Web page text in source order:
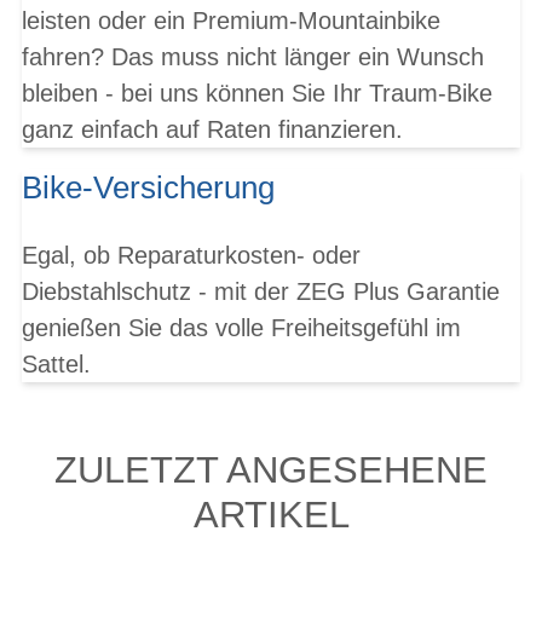
leisten oder ein Premium-Mountainbike
fahren? Das muss nicht länger ein Wunsch
bleiben - bei uns können Sie Ihr Traum-Bike
ganz einfach auf Raten finanzieren.
Bike-Versicherung
Egal, ob Reparaturkosten- oder
Diebstahlschutz - mit der ZEG Plus Garantie
genießen Sie das volle Freiheitsgefühl im
Sattel.
ZULETZT ANGESEHENE
ARTIKEL